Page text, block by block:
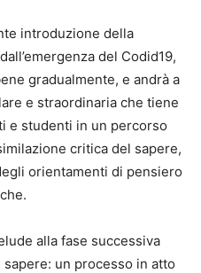
introduzione della
del Codid19,
gradualmente, e andrà a
e straordinaria che tiene
e studenti in un percorso
critica del sapere,
orientamenti di pensiero
alla fase successiva
un processo in atto